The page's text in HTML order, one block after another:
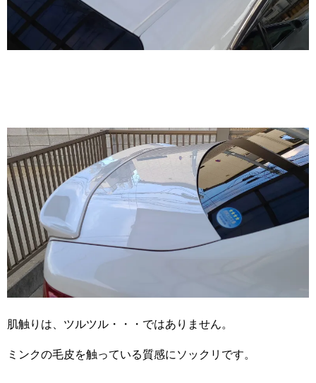
肌触りは、ツルツル・・・ではありません。
ミンクの毛皮を触っている質感にソックリです。